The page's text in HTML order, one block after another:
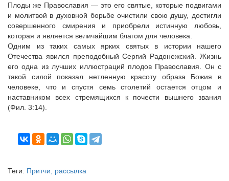
Плоды же Православия — это его святые, которые подвигами
и молитвой в духовной борьбе очистили свою душу, достигли
совершенного смирения и приобрели истинную любовь,
которая и является величайшим благом для человека.
Одним из таких самых ярких святых в истории нашего
Отечества явился преподобный Сергий Радонежский. Жизнь
его одна из лучших иллюстраций плодов Православия. Он с
такой силой показал нетленную красоту образа Божия в
человеке, что и спустя семь столетий остается отцом и
наставником всех стремящихся к почести вышнего звания
(Фил. 3:14).
Теги: Притчи, рассылка